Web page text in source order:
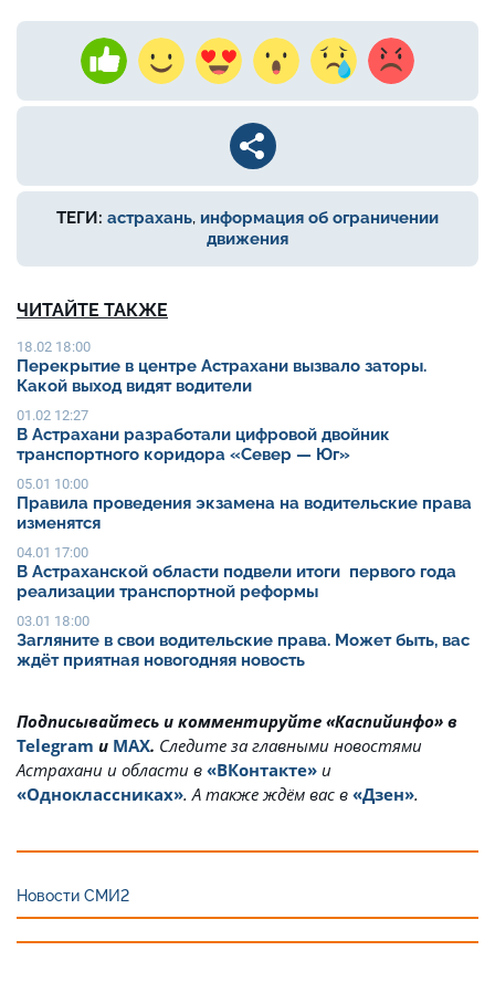
ТЕГИ: астрахань, информация об ограничении
движения
ЧИТАЙТЕ ТАКЖЕ
18.02 18:00
Перекрытие в центре Астрахани вызвало заторы.
Какой выход видят водители
01.02 12:27
В Астрахани разработали цифровой двойник
транспортного коридора «Север — Юг»
05.01 10:00
Правила проведения экзамена на водительские права
изменятся
04.01 17:00
В Астраханской области подвели итоги первого года
реализации транспортной реформы
03.01 18:00
Загляните в свои водительские права. Может быть, вас
ждёт приятная новогодняя новость
Подписывайтесь и комментируйте «Каспийинфо» в
Telegram и MAX. Cледите за главными новостями
Астрахани и области в «ВКонтакте» и
«Одноклассниках». А также ждём вас в «Дзен».
Новости СМИ2